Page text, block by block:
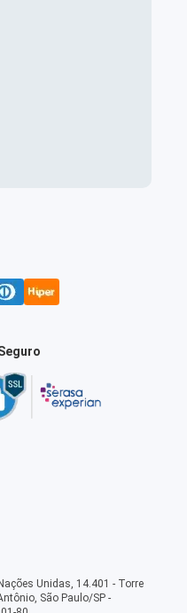
Unidas, 14.401 - Torre
São Paulo/SP -